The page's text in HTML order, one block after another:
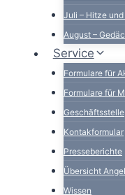
Juli – Hitze
August –
Service
Formulare für
Formulare für
Geschäftsstelle
Kontakformular
Presseberichte
Übersicht
Wissen